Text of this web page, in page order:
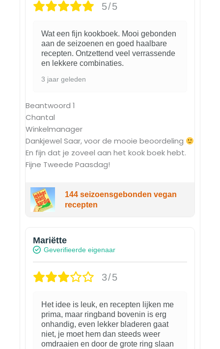
5/5
Wat een fijn kookboek. Mooi gebonden
aan de seizoenen en goed haalbare
recepten. Ontzettend veel verrassende
en lekkere combinaties.
3 jaar geleden
Beantwoord 1
Chantal
Winkelmanager
Dankjewel Saar, voor de mooie beoordeling
En fijn dat je zoveel aan het kook boek hebt.
Fijne Tweede Paasdag!
144 seizoensgebonden vegan
recepten
Mariëtte
Geverifieerde eigenaar
3/5
Het idee is leuk, en recepten lijken me
prima, maar ringband bovenin is erg
onhandig, even lekker bladeren gaat
niet, je moet hem dan steeds weer
omdraaien en door de grote ring slaan